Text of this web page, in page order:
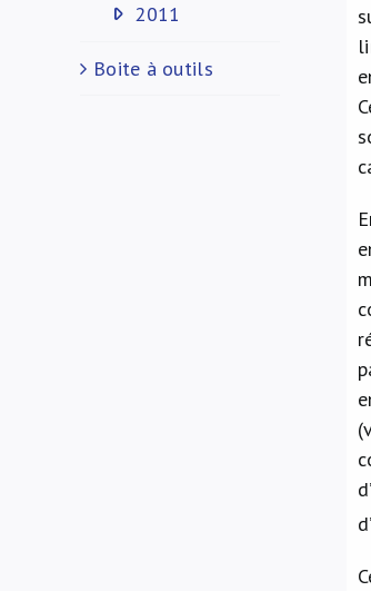
2011
Boite à outils